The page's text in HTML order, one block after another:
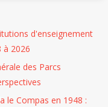
d'enseignement
à 2026
des Parcs
le Compas en 1948 :